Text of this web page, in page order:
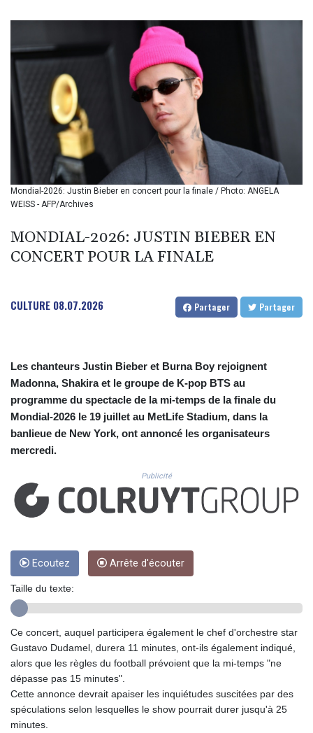
BMD 1.156136
BND 1.477082
BOB 13.69983
BRL 5.876989
BSD 1.152686
BTN 109.688637
BWP 15.558807
BYN 3.432357
BYR 22660.258427
BZD 2.318271
CAD 1.61333
CDF 2615.761404
CLP 1055.916879
CNY 7.801146
CRC 523.993489
CUC 1.156136
CZK 24.258158
DJF 205.267449
DKK 7.477932
DOP 67.289164
DZD 152.967099
EGP 57.380687
FJD 2.553384
FKP 0.857252
GBP 0.858527
GHS 13.526832
GIP 0.857252
GYD 241.157003
HKD 9.067746
HNL 30.895616
HTG 150.718127
HUF 363.096405
Mondial-2026: Justin Bieber en concert pour la finale / Photo: ANGELA
WEISS - AFP/Archives
MONDIAL-2026: JUSTIN BIEBER EN
CONCERT POUR LA FINALE
CULTURE 08.07.2026 Partager Partager
Les chanteurs Justin Bieber et Burna Boy rejoignent
Madonna, Shakira et le groupe de K-pop BTS au
programme du spectacle de la mi-temps de la finale du
Mondial-2026 le 19 juillet au MetLife Stadium, dans la
banlieue de New York, ont annoncé les organisateurs
mercredi.
Publicité
Ecoutez Arrête d'écouter
Taille du texte:
Ce concert, auquel participera également le chef d'orchestre star
Gustavo Dudamel, durera 11 minutes, ont-ils également indiqué,
alors que les règles du football prévoient que la mi-temps "ne
dépasse pas 15 minutes".
Cette annonce devrait apaiser les inquiétudes suscitées par des
spéculations selon lesquelles le show pourrait durer jusqu'à 25
minutes.